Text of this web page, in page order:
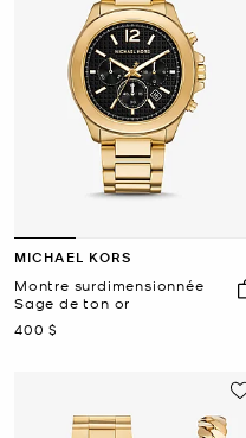
MICHAEL KORS
Montre surdimensionnée
Sage de ton or
maintenant
400 $